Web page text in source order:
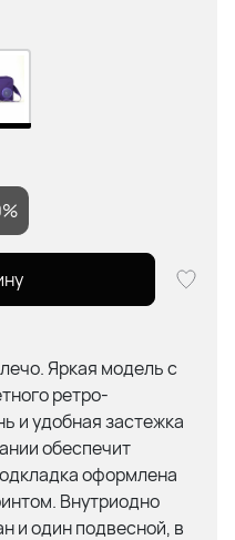
Яркая модель с
ретро-
и удобная застежка
обеспечит
оформлена
Внутриодно
и один подвесной, в